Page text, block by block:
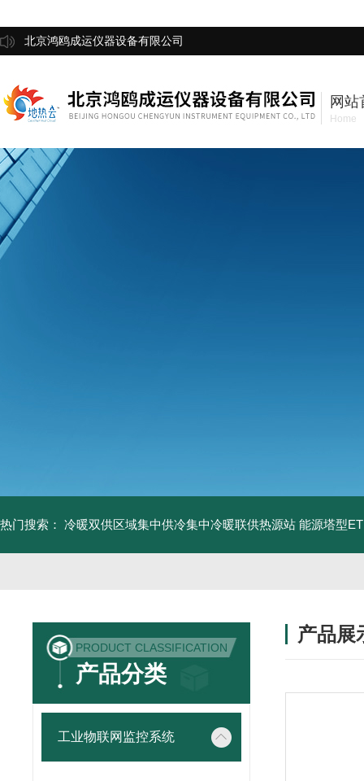
北京鸿鸥成运仪器设备有限公司
网站
Home
热门搜索： 冷暖双供区域集中供冷集中冷暖联供热源站 能源塔型
PRODUCT CLASSIFICATION
产品分类
工业物联网监控系统
产品展